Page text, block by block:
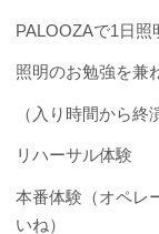
PALOOZAで1日照
照明のお勉強を兼
（入り時間から終
リハーサル体験
本番体験（オペレ
いね）